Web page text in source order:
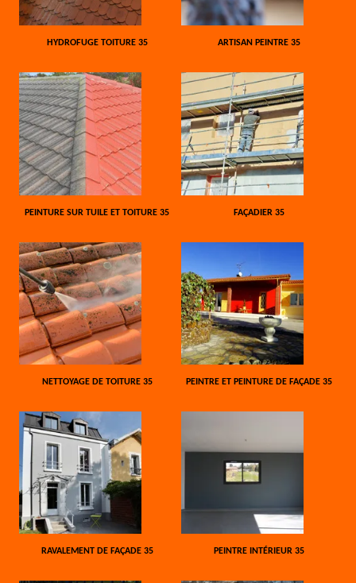
HYDROFUGE TOITURE 35 ARTISAN PEINTRE 35
PEINTURE SUR TUILE ET TOITURE 35 FAÇADIER 35
NETTOYAGE DE TOITURE 35 PEINTRE ET PEINTURE DE FAÇADE 35
RAVALEMENT DE FAÇADE 35 PEINTRE INTÉRIEUR 35